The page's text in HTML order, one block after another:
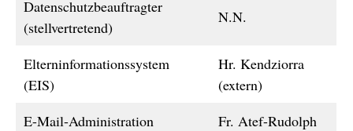
Datenschutzbeauftragter
(stellvertretend)
N.N.
Elterninformationssystem
(EIS)
Hr. Kendziorra
(extern)
E-Mail-Administration
Fr. Atef-Rudolph